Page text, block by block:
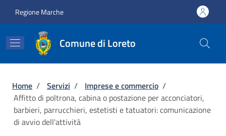
Regione Marche
Comune di Loreto
Briciole di pane
Home / Servizi / Imprese e commercio /
Affitto di poltrona, cabina o postazione per acconciatori,
barbieri, parrucchieri, estetisti e tatuatori: comunicazione
di avvio dell'attività